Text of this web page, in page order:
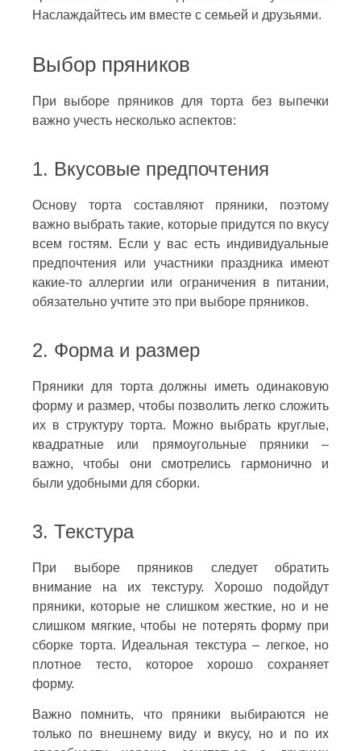
Наслаждайтесь им вместе с семьей и друзьями.
Выбор пряников
При выборе пряников для торта без выпечки
важно учесть несколько аспектов:
1. Вкусовые предпочтения
Основу торта составляют пряники, поэтому
важно выбрать такие, которые придутся по вкусу
всем гостям. Если у вас есть индивидуальные
предпочтения или участники праздника имеют
какие-то аллергии или ограничения в питании,
обязательно учтите это при выборе пряников.
2. Форма и размер
Пряники для торта должны иметь одинаковую
форму и размер, чтобы позволить легко сложить
их в структуру торта. Можно выбрать круглые,
квадратные или прямоугольные пряники –
важно, чтобы они смотрелись гармонично и
были удобными для сборки.
3. Текстура
При выборе пряников следует обратить
внимание на их текстуру. Хорошо подойдут
пряники, которые не слишком жесткие, но и не
слишком мягкие, чтобы не потерять форму при
сборке торта. Идеальная текстура – легкое, но
плотное тесто, которое хорошо сохраняет
форму.
Важно помнить, что пряники выбираются не
только по внешнему виду и вкусу, но и по их